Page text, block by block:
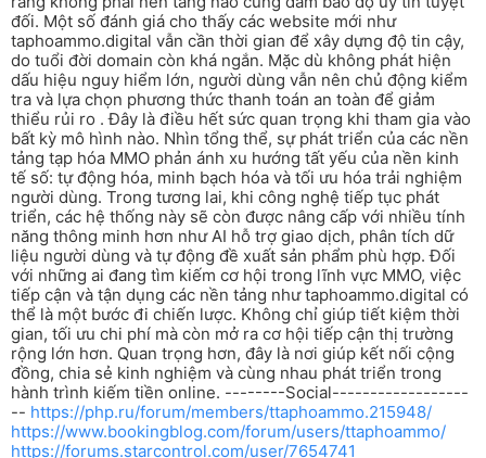
đối. Một số đánh giá cho thấy các website mới như
taphoammo.digital vẫn cần thời gian để xây dựng độ tin cậy,
do tuổi đời domain còn khá ngắn. Mặc dù không phát hiện
dấu hiệu nguy hiểm lớn, người dùng vẫn nên chủ động kiểm
tra và lựa chọn phương thức thanh toán an toàn để giảm
thiểu rủi ro . Đây là điều hết sức quan trọng khi tham gia vào
bất kỳ mô hình nào. Nhìn tổng thể, sự phát triển của các nền
tảng tạp hóa MMO phản ánh xu hướng tất yếu của nền kinh
tế số: tự động hóa, minh bạch hóa và tối ưu hóa trải nghiệm
người dùng. Trong tương lai, khi công nghệ tiếp tục phát
triển, các hệ thống này sẽ còn được nâng cấp với nhiều tính
năng thông minh hơn như AI hỗ trợ giao dịch, phân tích dữ
liệu người dùng và tự động đề xuất sản phẩm phù hợp. Đối
với những ai đang tìm kiếm cơ hội trong lĩnh vực MMO, việc
tiếp cận và tận dụng các nền tảng như taphoammo.digital có
thể là một bước đi chiến lược. Không chỉ giúp tiết kiệm thời
gian, tối ưu chi phí mà còn mở ra cơ hội tiếp cận thị trường
rộng lớn hơn. Quan trọng hơn, đây là nơi giúp kết nối cộng
đồng, chia sẻ kinh nghiệm và cùng nhau phát triển trong
hành trình kiếm tiền online. --------Social------------------
-- https://php.ru/forum/members/ttaphoammo.215948/
https://www.bookingblog.com/forum/users/ttaphoammo/
https://forums.starcontrol.com/user/7654741